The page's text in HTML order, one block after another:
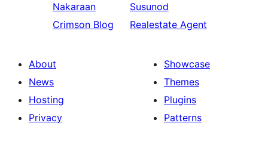
Nakaraan
Crimson Blog
Susunod
Realestate Agent
About
News
Hosting
Privacy
Showcase
Themes
Plugins
Patterns